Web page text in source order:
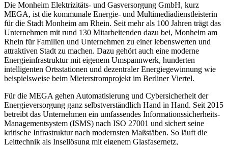
Die Monheim Elektrizitäts- und Gasversorgung GmbH, kurz
MEGA, ist die kommunale Energie- und Multimediadienstleisterin
für die Stadt Monheim am Rhein. Seit mehr als 100 Jahren trägt das
Unternehmen mit rund 130 Mitarbeitenden dazu bei, Monheim am
Rhein für Familien und Unternehmen zu einer lebenswerten und
attraktiven Stadt zu machen. Dazu gehört auch eine moderne
Energieinfrastruktur mit eigenem Umspannwerk, hunderten
intelligenten Ortsstationen und dezentraler Energiegewinnung wie
beispielsweise beim Mieterstromprojekt im Berliner Viertel.
Für die MEGA gehen Automatisierung und Cybersicherheit der
Energieversorgung ganz selbstverständlich Hand in Hand. Seit 2015
betreibt das Unternehmen ein umfassendes Informationssicherheits-
Managementsystem (ISMS) nach ISO 27001 und sichert seine
kritische Infrastruktur nach modernsten Maßstäben. So läuft die
Leittechnik als Insellösung mit eigenem Glasfasernetz,